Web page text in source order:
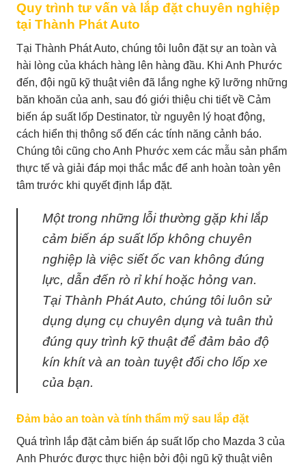
Quy trình tư vấn và lắp đặt chuyên nghiệp
tại Thành Phát Auto
Tại Thành Phát Auto, chúng tôi luôn đặt sự an toàn và
hài lòng của khách hàng lên hàng đầu. Khi Anh Phước
đến, đội ngũ kỹ thuật viên đã lắng nghe kỹ lưỡng những
băn khoăn của anh, sau đó giới thiệu chi tiết về Cảm
biến áp suất lốp Destinator, từ nguyên lý hoạt động,
cách hiển thị thông số đến các tính năng cảnh báo.
Chúng tôi cũng cho Anh Phước xem các mẫu sản phẩm
thực tế và giải đáp mọi thắc mắc để anh hoàn toàn yên
tâm trước khi quyết định lắp đặt.
Một trong những lỗi thường gặp khi lắp
cảm biến áp suất lốp không chuyên
nghiệp là việc siết ốc van không đúng
lực, dẫn đến rò rỉ khí hoặc hỏng van.
Tại Thành Phát Auto, chúng tôi luôn sử
dụng dụng cụ chuyên dụng và tuân thủ
đúng quy trình kỹ thuật để đảm bảo độ
kín khít và an toàn tuyệt đối cho lốp xe
của bạn.
Đảm bảo an toàn và tính thẩm mỹ sau lắp đặt
Quá trình lắp đặt cảm biến áp suất lốp cho Mazda 3 của
Anh Phước được thực hiện bởi đội ngũ kỹ thuật viên